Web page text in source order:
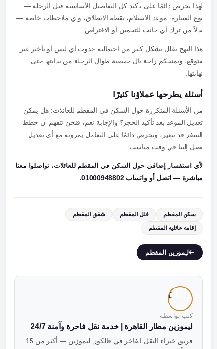
لهذا نحرص دائمًا على تأكيد كل التفاصيل الأساسية قبل الرحلة —
نوع السيارة، موعد الاستلام، نقطة الانطلاق، وأي ملاحظات خاصة —
بدلاً من ترك أي جانب للتخمين أو الافتراض.
هذا النهج يقلل بشكل كبير من احتمالية حدوث أي لبس أو تأخير غير
متوقع، ويمنحكم راحة بال حقيقية طوال الرحلة من بدايتها حتى
نهايتها.
أسئلة يطرحها عملاؤنا كثيرًا
من الأسئلة المتكررة حول السكن في المقطم للعائلات: هل يمكن
تعديل الموعد بعد تأكيد الحجز؟ والإجابة نعم، فنحن نتفهم أن خطط
السفر قد تتغير، ونحرص دائمًا على التعامل بمرونة مع أي تعديل
يصل إلينا في وقت مناسب.
لأي استفسار إضافي حول السكن في المقطم للعائلات، تواصلوا معنا
مباشرة — اتصل أو واتساب 01000948802.
سكن المقطم فلل المقطم
شقق المقطم
إقامة عائلية المقطم
ليموزين المقطم
كتب بواسطة
ليموزين مطار القاهرة | خدمة نقل فاخرة وآمنة 24/7
فريق خبراء النقل الفاخر في فالكون ليموزين — أكثر من 15